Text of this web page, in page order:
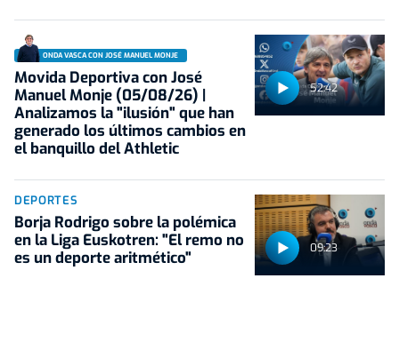
52:42
ONDA VASCA CON JOSÉ MANUEL MONJE
Movida Deportiva con José
Manuel Monje (05/08/26) |
Analizamos la "ilusión" que han
generado los últimos cambios en
el banquillo del Athletic
09:23
DEPORTES
Borja Rodrigo sobre la polémica
en la Liga Euskotren: "El remo no
es un deporte aritmético"